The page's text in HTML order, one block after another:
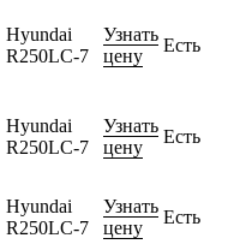
Hyundai
R250LC-7
Узнать
цену
Есть
Hyundai
R250LC-7
Узнать
цену
Есть
Hyundai
R250LC-7
Узнать
цену
Есть